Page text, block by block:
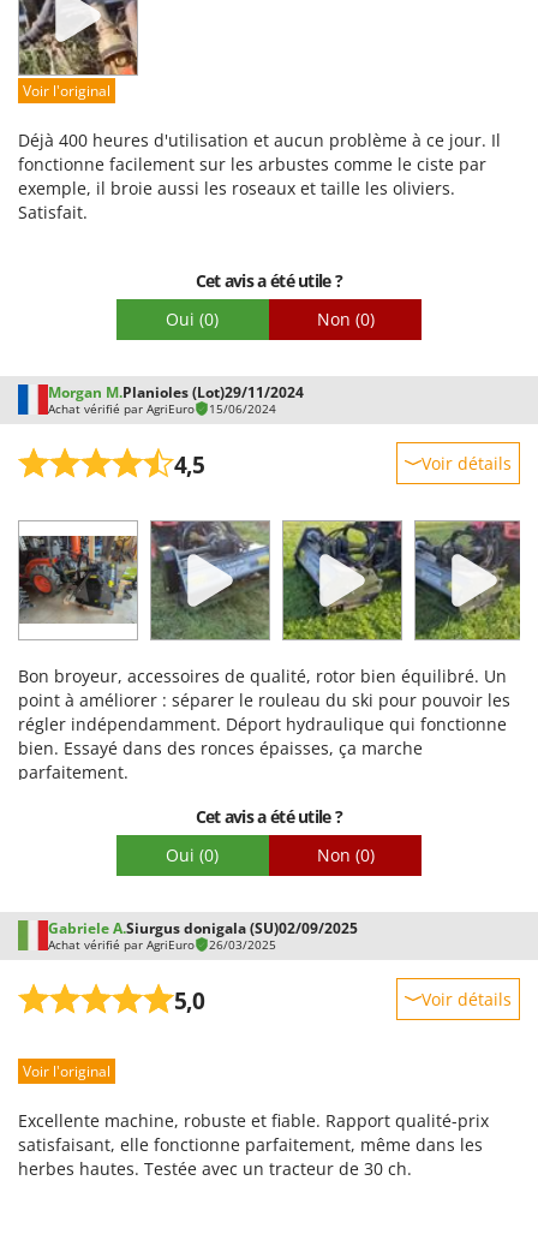
Facilité d'utilisation
Qualité / Prix
Facilité de montage
Voir l'original
Déjà 400 heures d'utilisation et aucun problème à ce jour. Il
fonctionne facilement sur les arbustes comme le ciste par
exemple, il broie aussi les roseaux et taille les oliviers.
Satisfait.
Cet avis a été utile ?
Oui (0) Non (0)
Morgan M.Planioles (Lot)29/11/2024
Achat vérifié par AgriEuro 15/06/2024
4,5 Voir détails
Prestations
Facilité d'utilisation
Qualité / Prix
Facilité de montage
Emballage
Bon broyeur, accessoires de qualité, rotor bien équilibré. Un
point à améliorer : séparer le rouleau du ski pour pouvoir les
régler indépendamment. Déport hydraulique qui fonctionne
bien. Essayé dans des ronces épaisses, ça marche
parfaitement.
Cet avis a été utile ?
Oui (0) Non (0)
Gabriele A.Siurgus donigala (SU)02/09/2025
Achat vérifié par AgriEuro 26/03/2025
5,0 Voir détails
Prestations
Qualité / Prix
Facilité de montage
Voir l'original
Excellente machine, robuste et fiable. Rapport qualité-prix
satisfaisant, elle fonctionne parfaitement, même dans les
herbes hautes. Testée avec un tracteur de 30 ch.